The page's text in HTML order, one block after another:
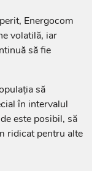
Energocom
volatilă, iar
să fie
să
în intervalul
este posibil, să
ridicat pentru alte